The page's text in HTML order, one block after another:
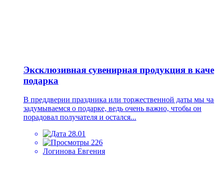
Эксклюзивная сувенирная продукция в
подарка
В преддверии праздника или торжественной даты мы
задумываемся о подарке, ведь очень важно, чтобы он
порадовал получателя и остался...
28.01
226
Логинова Евгения